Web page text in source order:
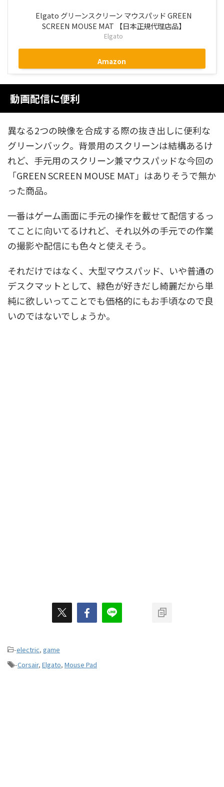
Elgato グリーンスクリーン マウスパッド GREEN
SCREEN MOUSE MAT 【日本正規代理店品】
Elgato
Amazon
動画配信に便利
異なる2つの映像を合成する際の抜き出しに便利な
グリーンバック。背景用のスクリーンは結構あるけ
れど、手元用のスクリーン兼マウスパッドな今回の
「GREEN SCREEN MOUSE MAT」はありそうで無か
った商品。
一番はゲーム画面に手元の操作を載せて配信するっ
てことに向いてるけれど、それ以外の手元での作業
の撮影や配信にも色々と使えそう。
それだけではなく、大型マウスパッド、いや普通の
デスクマットとして、緑色が好きだし綺麗だから単
純に欲しいってことでも価格的にもお手頃なので良
いのではないでしょうか。
-electric, game
-Corsair, Elgato, Mouse Pad